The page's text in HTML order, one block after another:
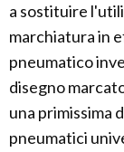
a sostituire
marchiatura in
pneumatico
disegno
una primissima
pneumatici